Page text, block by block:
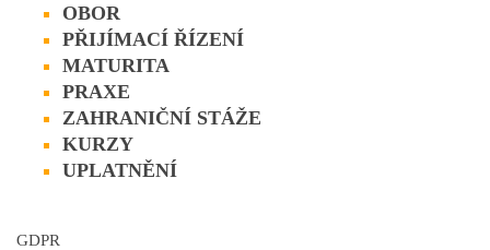
OBOR
PŘIJÍMACÍ ŘÍZENÍ
MATURITA
PRAXE
ZAHRANIČNÍ STÁŽE
KURZY
UPLATNĚNÍ
GDPR